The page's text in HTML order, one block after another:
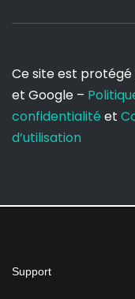
Ce site est protégé
et Google –
confidentialité et
d’utilisation
Support